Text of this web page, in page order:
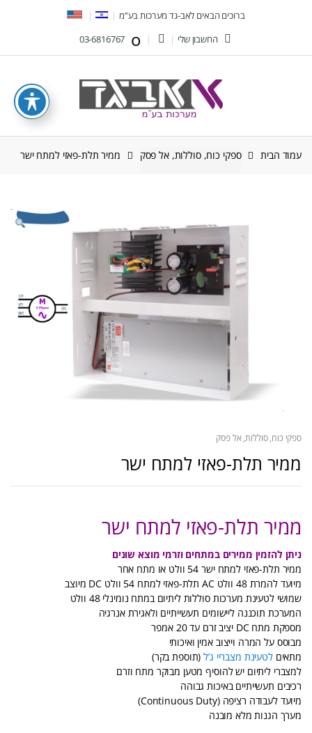
ברוכים הבאים לאב-גד מערכות בע”מ
החשבון שלי
עמוד הבית ספקי כוח, סוללות, אל פסק ממיר תלת-פאזי למתח ישר
ספקי כוח, סוללות, אל פסק
ממיר תלת-פאזי למתח ישר
ממיר תלת-פאזי למתח ישר
ניתן להזמין ממירים במתחים וזרמי מוצא שונים
ממיר תלת-פאזי למתח ישר 54 וולט או מתח אחר
מיועד להמרת 48 וולט AC תלת-פאזי למתח 54 וולט DC מיוצב
שמושי לטעינת מערכות סוללות ליתיום במתח נומינלי 48 וולט
המערכת תוכננה ליישומים תעשייתיים ולאגירת אנרגיה
מספקת מתח DC יציב זרם עד 20 אמפר
מבוסס על המרה וייצוב אמין ואיכותי
מתאיםלטעינת מצבריי ג’ל(תוספת בקר)
למצברי ליתיום יש להוסיף מטען מבוקר מתח וזרם
רכיבים תעשייתיים באיכות גבוהה
מיועד לעבודה רציפה (Continuous Duty)
מערך הגנות מלא מובנה